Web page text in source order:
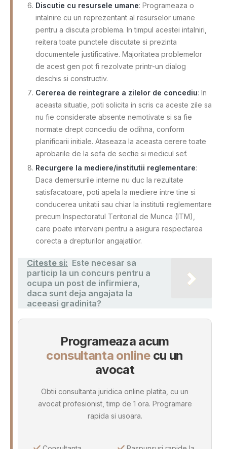
Discutie cu resursele umane: Programeaza o
intalnire cu un reprezentant al resurselor umane
pentru a discuta problema. In timpul acestei intalniri,
reitera toate punctele discutate si prezinta
documentele justificative. Majoritatea problemelor
de acest gen pot fi rezolvate printr-un dialog
deschis si constructiv.
Cererea de reintegrare a zilelor de concediu: In
aceasta situatie, poti solicita in scris ca aceste zile sa
nu fie considerate absente nemotivate si sa fie
normate drept concediu de odihna, conform
planificarii initiale. Ataseaza la aceasta cerere toate
aprobarile de la sefa de sectie si medicul sef.
Recurgere la mediere/institutii reglementare:
Daca demersurile interne nu duc la rezultate
satisfacatoare, poti apela la mediere intre tine si
conducerea unitatii sau chiar la institutii reglementare
precum Inspectoratul Teritorial de Munca (ITM),
care poate interveni pentru a asigura respectarea
corecta a drepturilor angajatilor.
Citeste si: Este necesar sa
particip la un concurs pentru a
ocupa un post de infirmiera,
daca sunt deja angajata la
aceeasi gradinita?
Programeaza acum
consultanta onlinecu un
avocat
Obtii consultanta juridica online platita, cu un
avocat profesionist, timp de 1 ora. Programare
rapida si usoara.